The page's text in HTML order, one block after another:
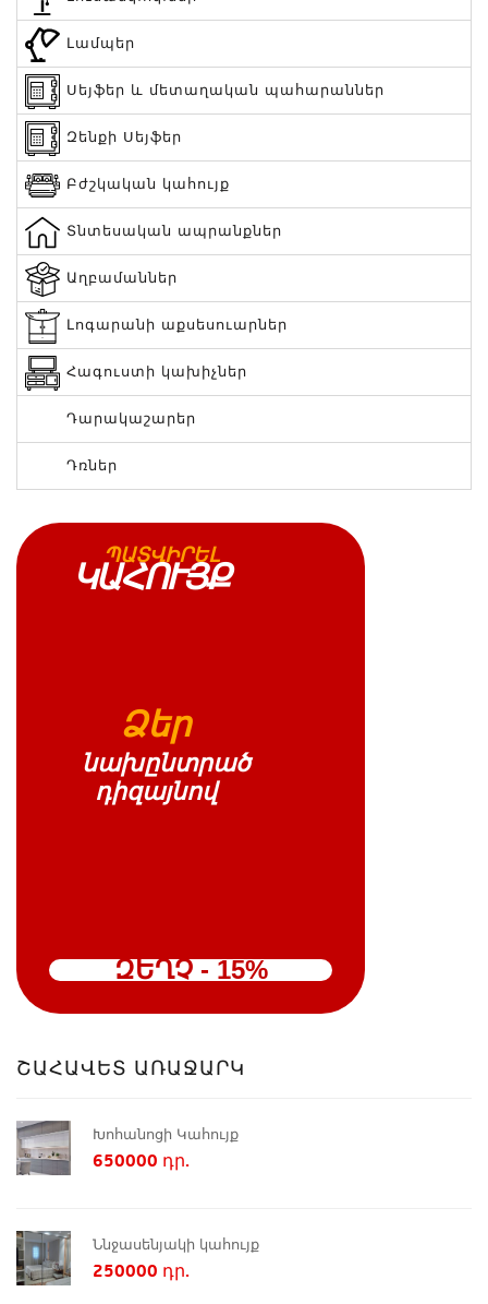
Լամպեր
Սեյֆեր և մետաղական պահարաններ
Զենքի Սեյֆեր
Բժշկական կահույք
Տնտեսական ապրանքներ
Աղբամաններ
Լոգարանի աքսեսուարներ
Հագուստի կախիչներ
Դարակաշարեր
Դռներ
ՊԱՏՎԻՐԵԼ
ԿԱՀՈՒՅՔ
Ձեր
նախընտրած
դիզայնով
ԶԵՂՉ - 15%
ՇԱՀԱՎԵՏ ԱՌԱՋԱՐԿ
Խոհանոցի Կահույք
650000 դր.
Ննջասենյակի կահույք
250000 դր.